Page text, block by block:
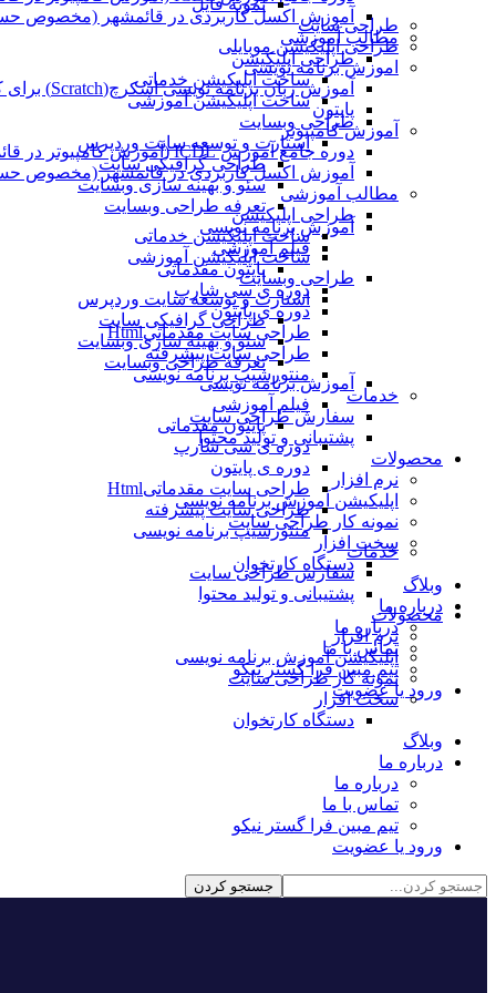
آموزش اکسل کاربردی در قائمشهر (مخصوص
مطالب آموزشی
طراحی اپلیکیشن
ساخت اپلیکیشن خدماتی
ساخت اپلیکیشن آموزشی
طراحی وبسایت
استارت و توسعه سایت وردپرس
طراحی گرافیکی سایت
سئو و بهینه سازی وبسایت
تعرفه طراحی وبسایت
آموزش برنامه نویسی
فیلم آموزشی
پایتون مقدماتی
دوره ی سی شارپ
دوره ی پایتون
طراحی سایت مقدماتیHtml
طراحی سایت پیشرفته
منتورشیپ برنامه نویسی
خدمات
سفارش طراحی سایت
پشتیبانی و تولید محتوا
محصولات
نرم افزار
اپلیکیشن آموزش برنامه نویسی
نمونه کار طراحی سایت
سخت افزار
دستگاه کارتخوان
وبلاگ
درباره ما
درباره ما
تماس با ما
تیم مبین فرا گستر نیکو
ورود یا عضویت
طراحی سایت
طراحی اپلیکیشن موبایلی
اموزش برنامه نویسی
آموزش زبان برنامه نویسی اسکرچ(Scratch) برای کودکان
پایتون
آموزش کامپیوتر
دوره جامع آموزش ICDL (آموزش کامپیوتر در قائمشهر)
آموزش اکسل کاربردی در قائمشهر (مخصوص
مطالب آموزشی
طراحی اپلیکیشن
ساخت اپلیکیشن خدماتی
ساخت اپلیکیشن آموزشی
طراحی وبسایت
استارت و توسعه سایت وردپرس
طراحی گرافیکی سایت
سئو و بهینه سازی وبسایت
تعرفه طراحی وبسایت
آموزش برنامه نویسی
فیلم آموزشی
پایتون مقدماتی
دوره ی سی شارپ
دوره ی پایتون
طراحی سایت مقدماتیHtml
طراحی سایت پیشرفته
منتورشیپ برنامه نویسی
خدمات
سفارش طراحی سایت
پشتیبانی و تولید محتوا
محصولات
نرم افزار
اپلیکیشن آموزش برنامه نویسی
نمونه کار طراحی سایت
سخت افزار
دستگاه کارتخوان
وبلاگ
درباره ما
درباره ما
تماس با ما
تیم مبین فرا گستر نیکو
ورود یا عضویت